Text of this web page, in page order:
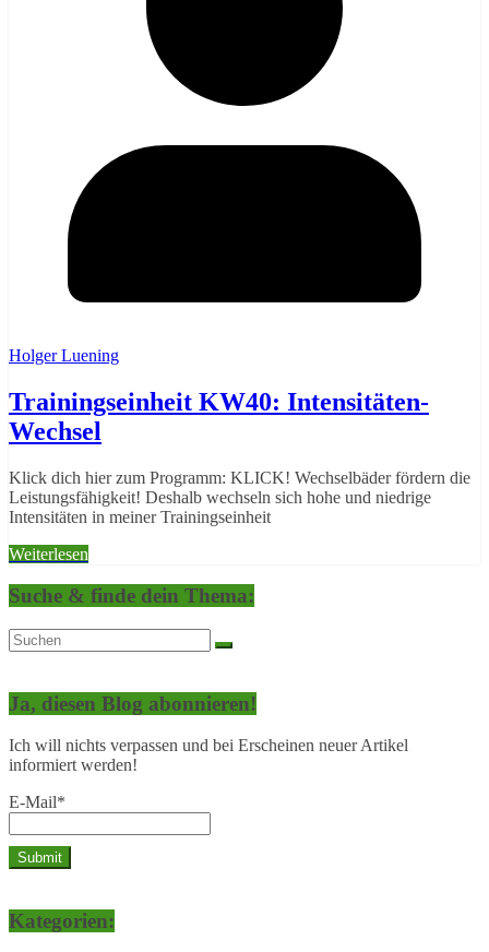
Holger Luening
Trainingseinheit KW40: Intensitäten-
Wechsel
Klick dich hier zum Programm: KLICK! Wechselbäder fördern die
Leistungsfähigkeit! Deshalb wechseln sich hohe und niedrige
Intensitäten in meiner Trainingseinheit
Weiterlesen
Suche & finde dein Thema:
Ja, diesen Blog abonnieren!
Ich will nichts verpassen und bei Erscheinen neuer Artikel
informiert werden!
E-Mail*
Kategorien: